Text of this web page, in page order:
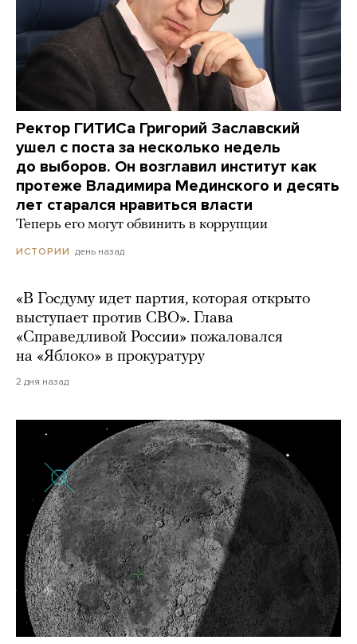
Ректор ГИТИСа Григорий Заславский
ушел с поста за несколько недель
до выборов. Он возглавил институт как
протеже Владимира Мединского и десять
лет старался нравиться власти
Теперь его могут обвинить в коррупции
ИСТОРИИ день назад
«В Госдуму идет партия, которая открыто
выступает против СВО». Глава
«Справедливой России» пожаловался
на «Яблоко» в прокуратуру
2 дня назад